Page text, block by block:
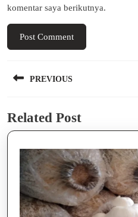
komentar saya berikutnya.
pos
PREVIOUS
post:
Related Post